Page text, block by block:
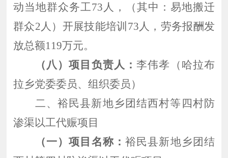
动当地群众务工73人，（其中：易地搬迁
群众2人）开展技能培训73人，劳务报酬发
放总额119万元。
（八）项目负责人：李伟孝（哈拉布
拉乡党委委员、组织委员）
二、裕民县新地乡团结西村等四村防
渗渠以工代赈项目
（一）项目名称： 裕民县新地乡团结